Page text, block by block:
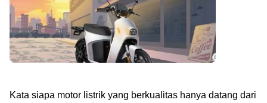
Kata siapa motor listrik yang berkualitas hanya datang dari